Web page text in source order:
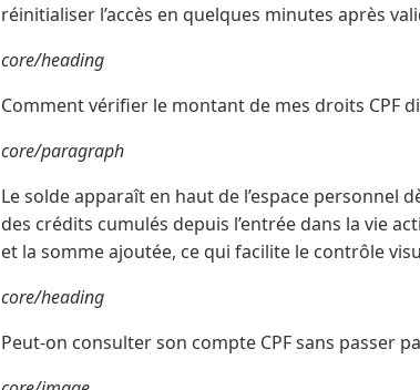
réinitialiser l’accès en quelques minutes après
core/heading
Comment vérifier le montant de mes droits CPF
core/paragraph
Le solde apparaît en haut de l’espace personnel
des crédits cumulés depuis l’entrée dans la vie
et la somme ajoutée, ce qui facilite le contrôle
core/heading
Peut-on consulter son compte CPF sans passer